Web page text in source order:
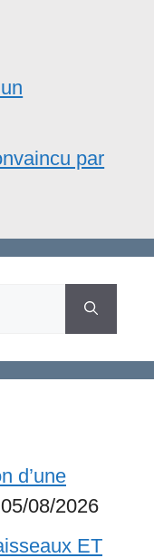
par
d’une
05/08/2026
ET